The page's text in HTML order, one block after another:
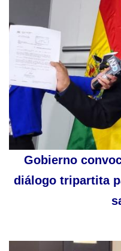
Gobierno
diálogo tripartita